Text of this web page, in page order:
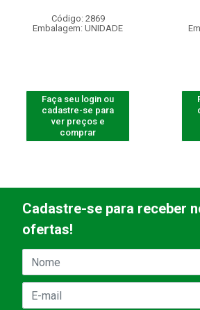
Código: 2869
Embalagem: UNIDADE
Faça seu login ou
cadastre-se para
ver preços e
comprar
Cadastre-se para receber
ofertas!